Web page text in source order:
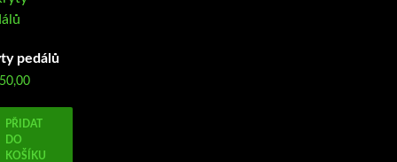
pedálů
PŘIDAT
DO
KOŠÍKU